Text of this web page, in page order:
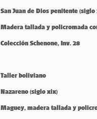
San Juan de Dios penitente
Madera tallada y policromada
Colección Schenone, Inv. 28
Taller boliviano
Nazareno (siglo xix)
Maguey, madera tallada y